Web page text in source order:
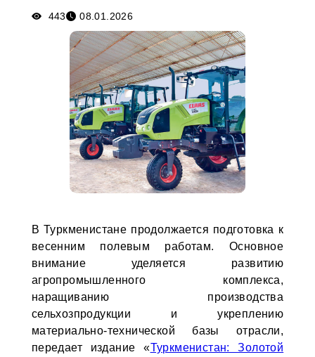
443 08.01.2026
В Туркменистане продолжается подготовка к
весенним полевым работам. Основное
внимание уделяется развитию
агропромышленного комплекса,
наращиванию производства
сельхозпродукции и укреплению
материально-технической базы отрасли,
передает издание «Туркменистан: Золотой